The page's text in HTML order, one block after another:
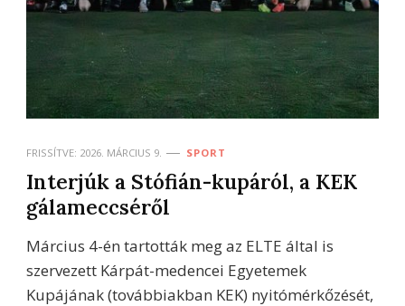
FRISSÍTVE: 2026. MÁRCIUS 9. SPORT
Interjúk a Stófián-kupáról, a KEK
gálameccséről
Március 4-én tartották meg az ELTE által is
szervezett Kárpát-medencei Egyetemek
Kupájának (továbbiakban KEK) nyitómérkőzését,